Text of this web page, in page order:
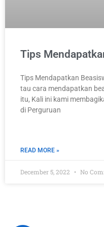
Tips
Tips Mendapatkan
tau cara mendapatkan
itu, Kali ini kami
di Perguruan
READ MORE »
December 5, 2022 No